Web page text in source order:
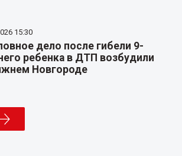
15:30
дело после гибели 9-
ребенка в ДТП возбудили
Новгороде